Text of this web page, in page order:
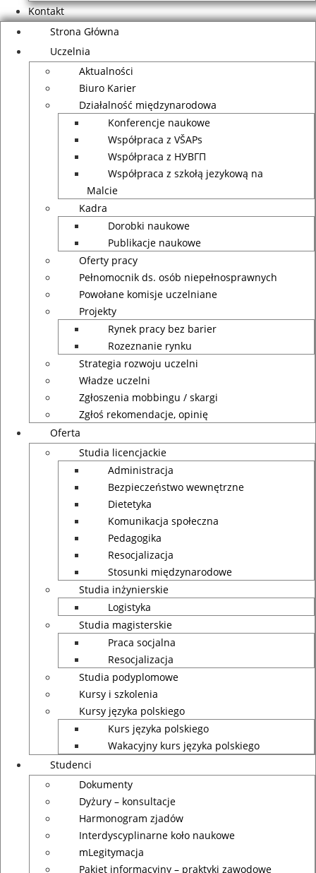
Kontakt
Strona Główna
Uczelnia
Aktualności
Biuro Karier
Działalność międzynarodowa
Konferencje naukowe
Współpraca z VŠAPs
Współpraca z НУВГП
Współpraca z szkołą jezykową na
Malcie
Kadra
Dorobki naukowe
Publikacje naukowe
Oferty pracy
Pełnomocnik ds. osób niepełnosprawnych
Powołane komisje uczelniane
Projekty
Rynek pracy bez barier
Rozeznanie rynku
Strategia rozwoju uczelni
Władze uczelni
Zgłoszenia mobbingu / skargi
Zgłoś rekomendacje, opinię
Oferta
Studia licencjackie
Administracja
Bezpieczeństwo wewnętrzne
Dietetyka
Komunikacja społeczna
Pedagogika
Resocjalizacja
Stosunki międzynarodowe
Studia inżynierskie
Logistyka
Studia magisterskie
Praca socjalna
Resocjalizacja
Studia podyplomowe
Kursy i szkolenia
Kursy języka polskiego
Kurs języka polskiego
Wakacyjny kurs języka polskiego
Studenci
Dokumenty
Dyżury – konsultacje
Harmonogram zjadów
Interdyscyplinarne koło naukowe
mLegitymacja
Pakiet informacyjny – praktyki zawodowe